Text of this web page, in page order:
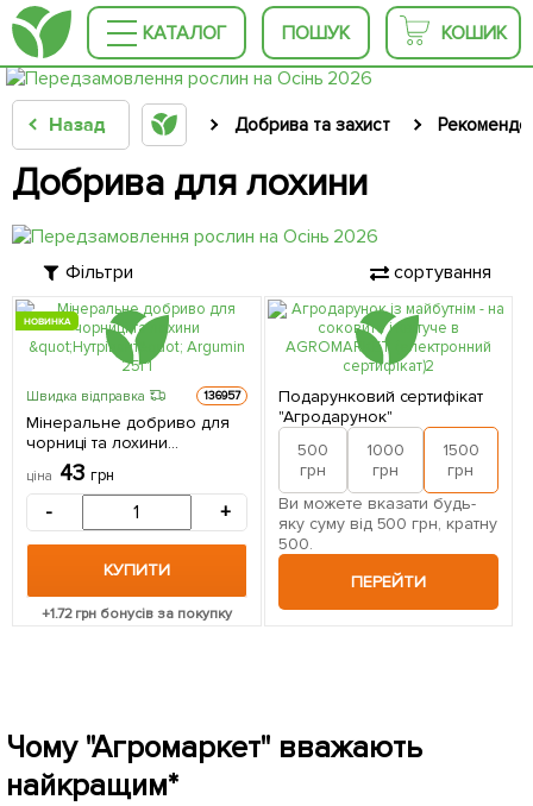
КАТАЛОГ ПОШУК КОШИК
Назад Добрива та захист
Добрива для лохини
Фільтри сортування
НОВИНКА
Швидка відправка 136957
Мінеральне добриво для
чорниці та лохини
"Нутрівант" Argumin 25г
ціна 43 грн
- +
КУПИТИ
+1.72грн бонусів за покупку
Подарунковий сертифікат
"Агродарунок"
500
грн
1000
грн
1500
грн
Ви можете вказати будь-
яку суму від 500 грн, кратну
500.
ПЕРЕЙТИ
Чому "Агромаркет" вважають
найкращим*